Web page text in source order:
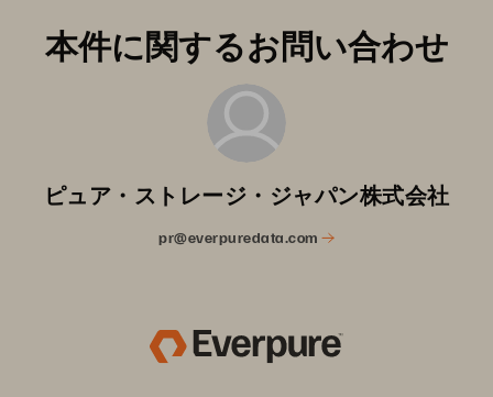
本件に関するお問い合わせ
ピュア・ストレージ・ジャパン株式会社
pr@everpuredata.com